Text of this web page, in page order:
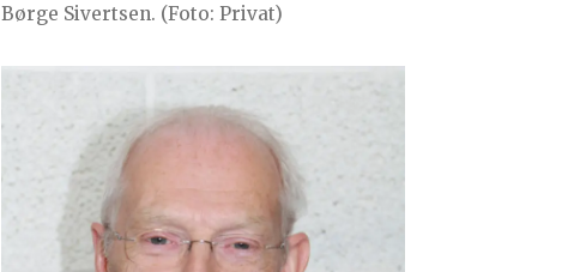
Børge Sivertsen. (Foto: Privat)